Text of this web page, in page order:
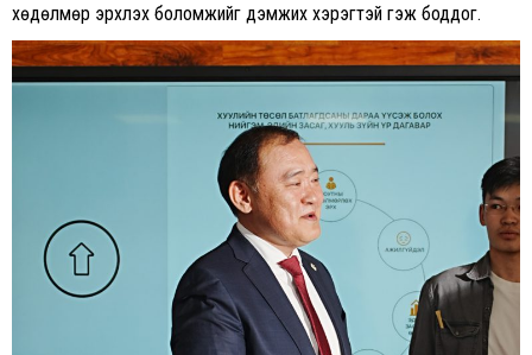
хөдөлмөр эрхлэх боломжийг дэмжих хэрэгтэй гэж боддог.